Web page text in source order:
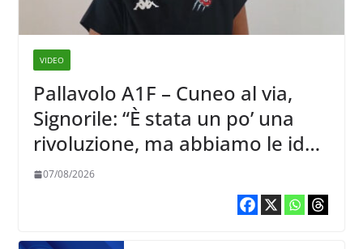
VIDEO
Pallavolo A1F – Cuneo al via,
Signorile: “È stata un po’ una
rivoluzione, ma abbiamo le idee
chiare siu cosa vogliamo fare”
07/08/2026